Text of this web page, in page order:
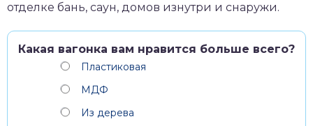
отделке бань, саун, домов изнутри и снаружи.
Какая вагонка вам нравится больше всего?
Пластиковая
МДФ
Из дерева